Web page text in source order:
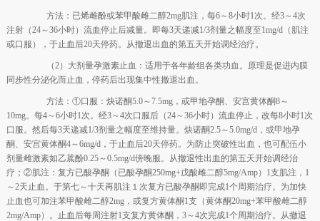
方法：已烯雌酚或苯甲酸雌二醇2mg肌注，每6～8小时1次。经3～4次
注射（24～36小时）流血停止后减量。即每3天递减1/3剂量之幅度至1mg/d（肌注
或口服），于止血后20天停药。从撤退出血的第五天开始调经治疗。
（2）大剂量孕激素止血：适用于各年龄组各类功血。原理是促进内膜
同步性分泌化而止血，停药后出现集中性撤退出血。
方法：①口服：炔诺酮5.0～7.5mg，或甲地孕酮、安宫黄体酮8～
10mg。每4～6小时1次。经3～4次口服后（24～36小时）流血停止，改每8小时1次
口服。然后每3天递减1/3剂量之幅度至维持量。炔诺酮2.5～5.0mg/d，或甲地孕
酮、安宫黄体酮4～6mg/d，于止血后20天停药。为防止突破性出血，也可配伍小
剂量雌激素如乙菧酚0.25～0.5mg/d傍晚服。从撤退性出血的第五天开始调经治
疗；②肌注：复方已酸孕酮（已酸孕酮250mg+戊酸雌二醇5mg/Amp）1支肌注，1
～2天止血。于第七～十天再肌注１次复方已酸孕酮即完成1个周期治疗。为加快
止血也可加注苯甲酸雌二醇2mg，或复方黄体酮1支（黄体酮20mg+苯甲酸雌二醇
2mg/Amp）。止血后每周注射1支复方黄体酮，3～4次完成1个周期治疗。从撤退